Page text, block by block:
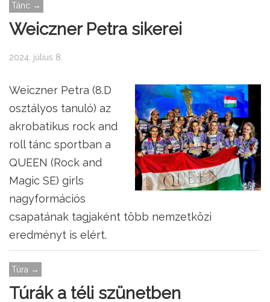
Tánc →
Weiczner Petra sikerei
2024. július 8.
Weiczner Petra (8.D
osztályos tanuló) az
akrobatikus rock and
roll tánc sportban a
QUEEN (Rock and
Magic SE) girls
nagyformációs
csapatának tagjaként több nemzetközi
eredményt is elért.
Túra →
Túrák a téli szünetben